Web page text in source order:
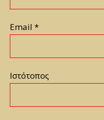
Email *
Ιστότοπος